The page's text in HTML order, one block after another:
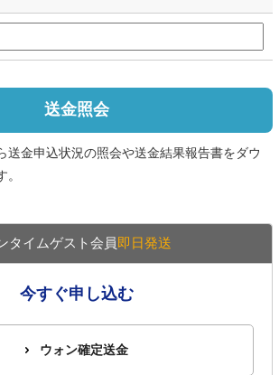
送金照会
送金申込状況の照会や送金結果報告書をダウ
タイムゲスト会員即日発送
今すぐ申し込む
ウォン確定送金